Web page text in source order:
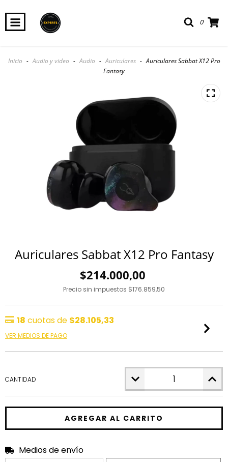
0
Inicio - Audio y video - Audio - Auriculares - Auriculares Sabbat X12 Pro
Fantasy
Auriculares Sabbat X12 Pro Fantasy
$214.000,00
Precio sin impuestos $176.859,50
18 cuotas de $28.105,33
VER MEDIOS DE PAGO
CANTIDAD
Entregas para el CP:
Medios de envío